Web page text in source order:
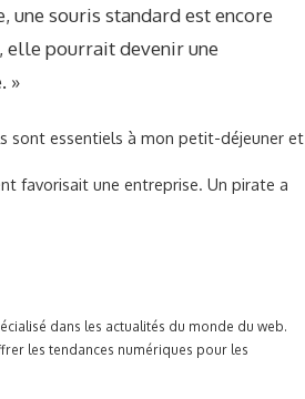
une souris standard est encore
pourrait devenir une
»
sont essentiels à mon petit-déjeuner et
favorisait une entreprise. Un pirate a
dans les actualités du monde du web.
les tendances numériques pour les